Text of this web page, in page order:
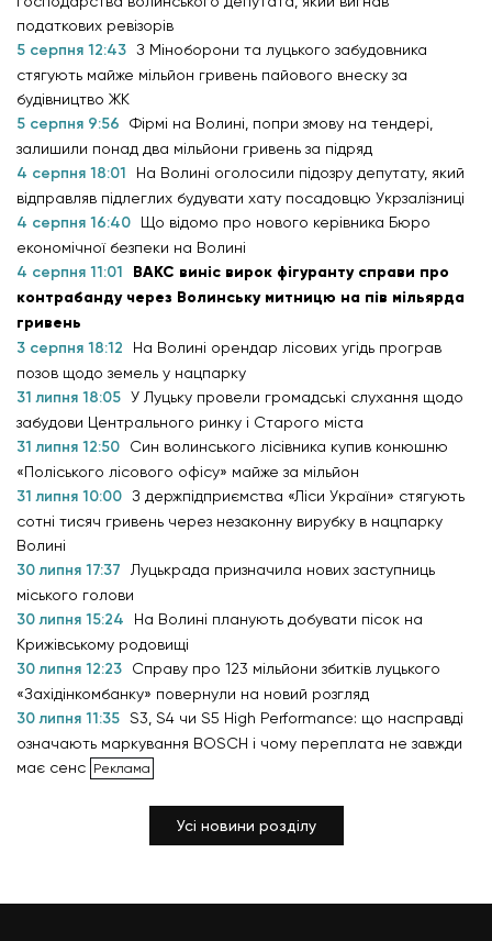
податкових ревізорів
5 серпня 12:43 З Міноборони та луцького забудовника
стягують майже мільйон гривень пайового внеску за
будівництво ЖК
5 серпня 9:56
Фірмі на Волині, попри змову на тендері,
залишили понад два мільйони гривень за підряд
4 серпня 18:01
На Волині оголосили підозру депутату, який
відправляв підлеглих будувати хату посадовцю Укрзалізниці
4 серпня 16:40
Що відомо про нового керівника Бюро
економічної безпеки на Волині
4 серпня 11:01
ВАКС виніс вирок фігуранту справи про
контрабанду через Волинську митницю на пів мільярда
гривень
3 серпня 18:12
На Волині орендар лісових угідь програв
позов щодо земель у нацпарку
31 липня 18:05 У Луцьку провели громадські слухання щодо
забудови Центрального ринку і Старого міста
31 липня 12:50
Син волинського лісівника купив конюшню
«Поліського лісового офісу» майже за мільйон
31 липня 10:00 З держпідприємства «Ліси України» стягують
сотні тисяч гривень через незаконну вирубку в нацпарку
Волині
30 липня 17:37
Луцькрада призначила нових заступниць
міського голови
30 липня 15:24
На Волині планують добувати пісок на
Крижівському родовищі
30 липня 12:23
Справу про 123 мільйони збитків луцького
«Західінкомбанку» повернули на новий розгляд
30 липня 11:35 S3, S4 чи S5 High Performance: що насправді
означають маркування BOSCH і чому переплата не завжди
має сенс
Усі новини розділу